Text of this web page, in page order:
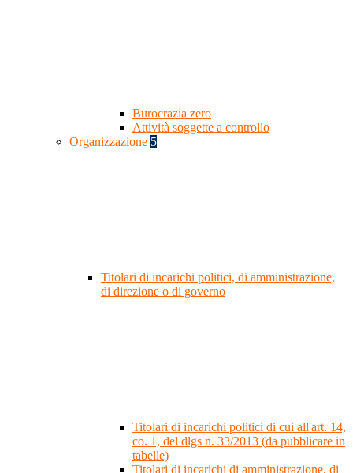
Burocrazia zero
Attività soggette a controllo
Organizzazione 5
Titolari di incarichi politici, di amministrazione,
di direzione o di governo
Titolari di incarichi politici di cui all'art. 14,
co. 1, del dlgs n. 33/2013 (da pubblicare in
tabelle)
Titolari di incarichi di amministrazione, di